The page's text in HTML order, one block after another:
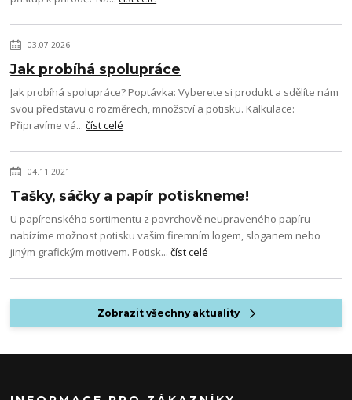
03.07.2026
Jak probíhá spolupráce
Jak probíhá spolupráce? Poptávka: Vyberete si produkt a sdělíte nám
svou představu o rozměrech, množství a potisku. Kalkulace:
Připravíme vá...číst celé
04.11.2021
Tašky, sáčky a papír potiskneme!
U papírenského sortimentu z povrchově neupraveného papíru
nabízíme možnost potisku vašim firemním logem, sloganem nebo
jiným grafickým motivem. Potisk...číst celé
Zobrazit všechny aktuality